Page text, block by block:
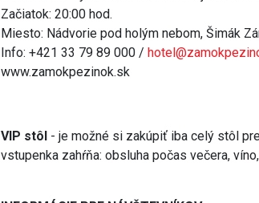
Začiatok: 20:00 hod.
Miesto: Nádvorie pod holým nebom, Šimák
Info: +421 33 79 89 000 /
www.zamokpezinok.sk
VIP stôl - je možné si zakúpiť iba celý stôl
vstupenka zahŕňa: obsluha počas večera,